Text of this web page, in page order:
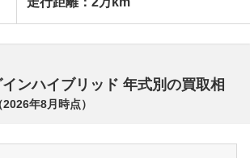
ンハイブリッド 年式別の買取相
2026年8月 時点）